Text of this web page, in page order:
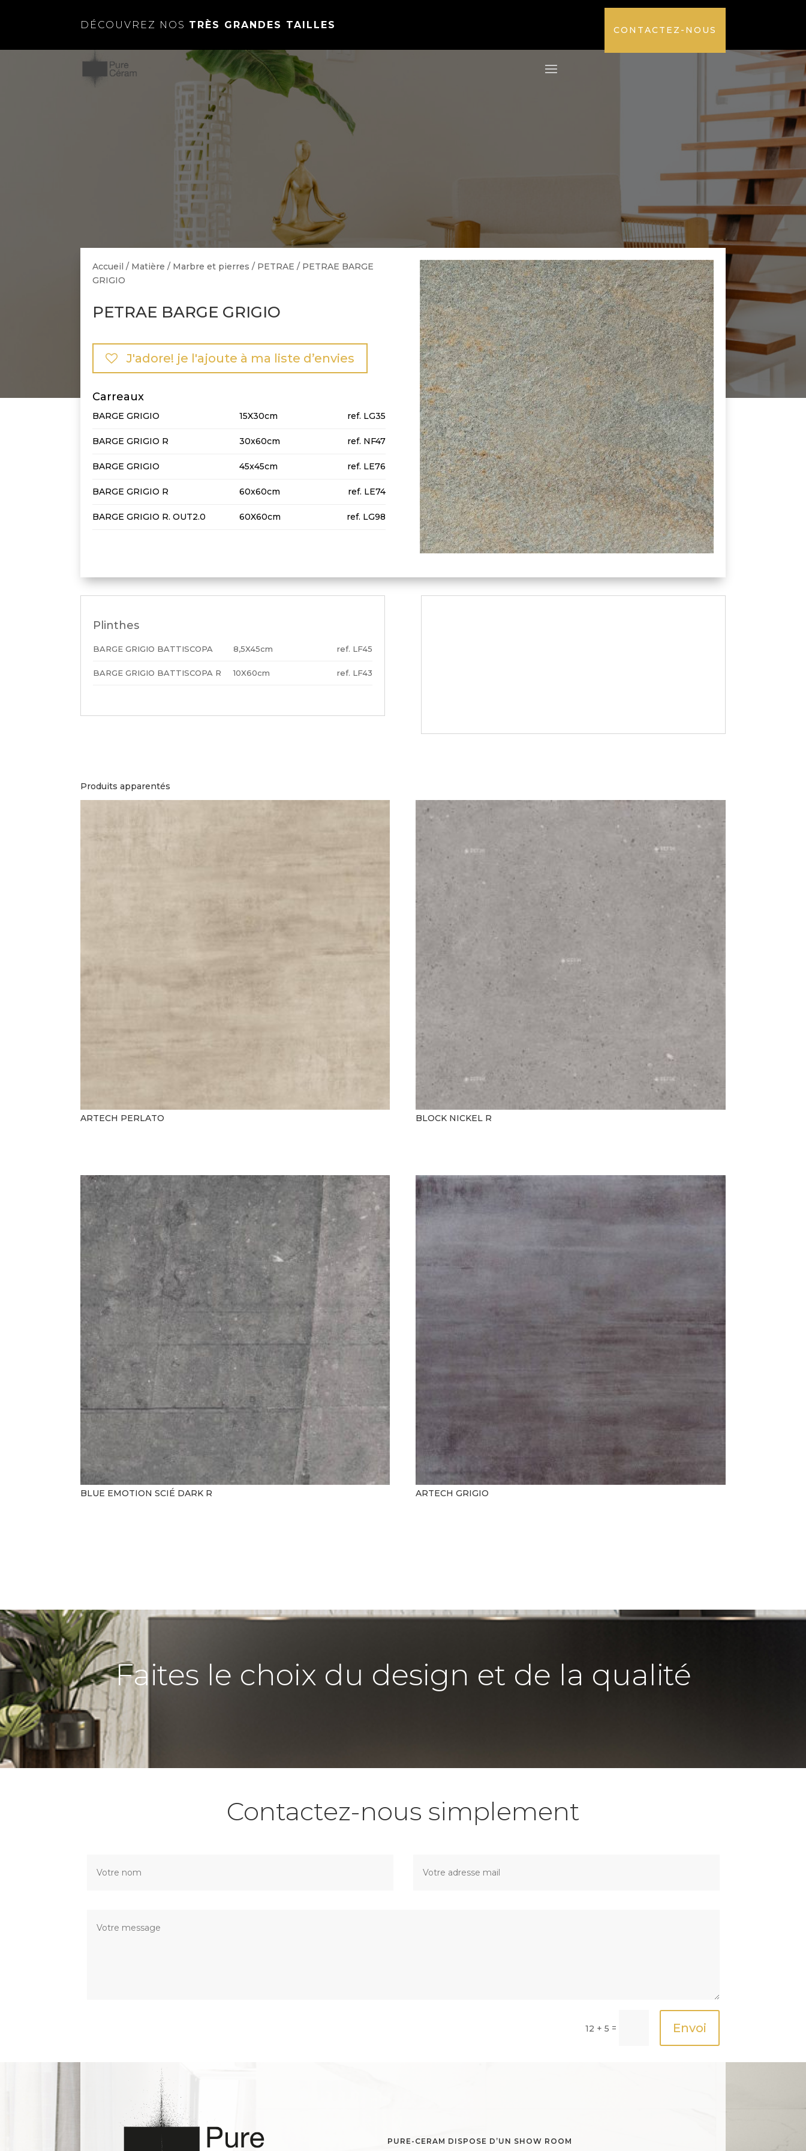
DÉCOUVREZ NOS TRÈS GRANDES TAILLES CONTACTEZ-NOUS
Accueil / Matière / Marbre et pierres / PETRAE / PETRAE BARGE
GRIGIO
PETRAE BARGE GRIGIO
J'adore! je l'ajoute à ma liste d’envies
Carreaux
BARGE GRIGIO 15X30cm LG35
BARGE GRIGIO R 30x60cm NF47
BARGE GRIGIO 45x45cm LE76
BARGE GRIGIO R 60x60cm LE74
BARGE GRIGIO R. OUT2.0 60X60cm LG98
Plinthes
BARGE GRIGIO BATTISCOPA 8,5X45cm LF45
BARGE GRIGIO BATTISCOPA R 10X60cm LF43
Produits apparentés
ARTECH PERLATO BLOCK NICKEL R
BLUE EMOTION SCIÉ DARK R ARTECH GRIGIO
Faites le choix du design et de la qualité
Contactez-nous simplement
12 + 5 = Envoi
PURE-CERAM DISPOSE D’UN SHOW ROOM